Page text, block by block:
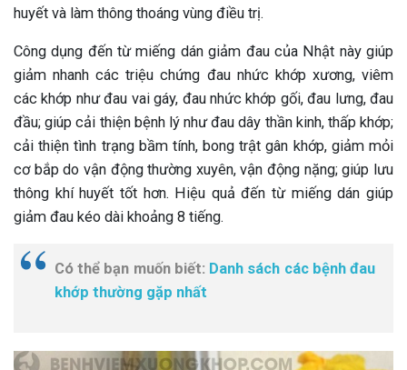
huyết và làm thông thoáng vùng điều trị.
Công dụng đến từ miếng dán giảm đau của Nhật này giúp
giảm nhanh các triệu chứng đau nhức khớp xương, viêm
các khớp như đau vai gáy, đau nhức khớp gối, đau lưng, đau
đầu; giúp cải thiện bệnh lý như đau dây thần kinh, thấp khớp;
cải thiện tình trạng bầm tính, bong trật gân khớp, giảm mỏi
cơ bắp do vận động thường xuyên, vận động nặng; giúp lưu
thông khí huyết tốt hơn. Hiệu quả đến từ miếng dán giúp
giảm đau kéo dài khoảng 8 tiếng.
Có thể bạn muốn biết: Danh sách các bệnh đau
khớp thường gặp nhất